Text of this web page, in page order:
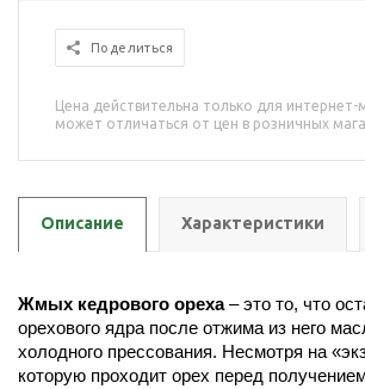
Поделиться
Цена действительна только для интернет-
может отличаться от цен в розничных
Описание Характеристики
Жмых кедрового ореха– это то, что
орехового ядра после отжима из него
холодного прессования. Несмотря на
которую проходит орех перед